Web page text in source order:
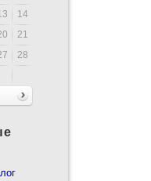
14
21
28